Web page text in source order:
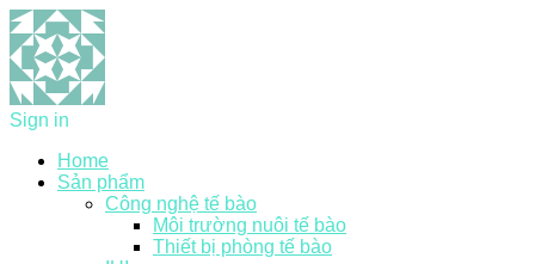
Sign in
Home
Sản phẩm
Công nghệ tế bào
Môi trường nuôi tế bào
Thiết bị phòng tế bào